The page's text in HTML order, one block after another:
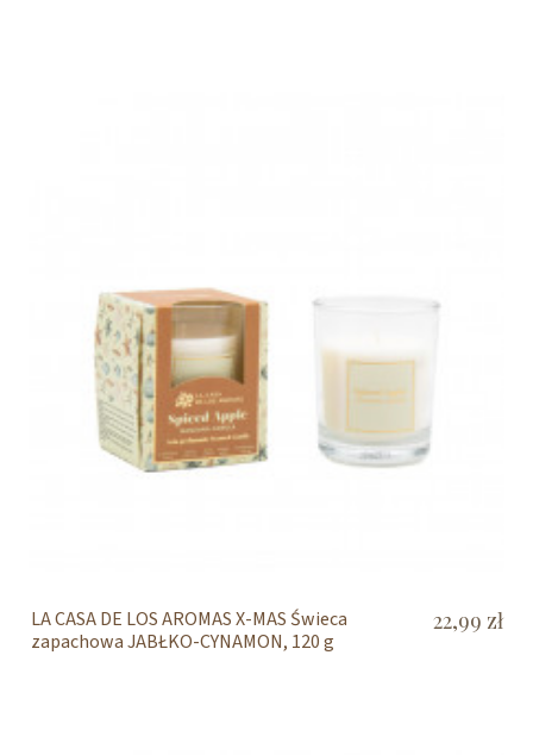
LA CASA DE LOS AROMAS X-MAS Świeca
zapachowa JABŁKO-CYNAMON, 120 g
22,99 zł